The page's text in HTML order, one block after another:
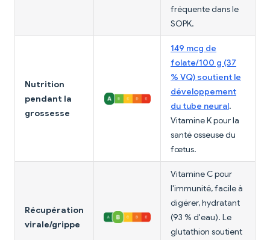
fréquente dans le
SOPK.
Nutrition
pendant la
grossesse
149 mcg de
folate/100 g (37
% VQ) soutient le
développement
du tube neural.
Vitamine K pour la
santé osseuse du
fœtus.
Récupération
virale/grippe
Vitamine C pour
l'immunité, facile à
digérer, hydratant
(93 % d'eau). Le
glutathion soutient